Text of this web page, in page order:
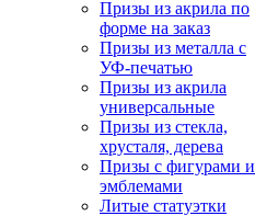
Призы из акрила по
форме на заказ
Призы из металла с
УФ-печатью
Призы из акрила
универсальные
Призы из стекла,
хрусталя, дерева
Призы с фигурами и
эмблемами
Литые статуэтки